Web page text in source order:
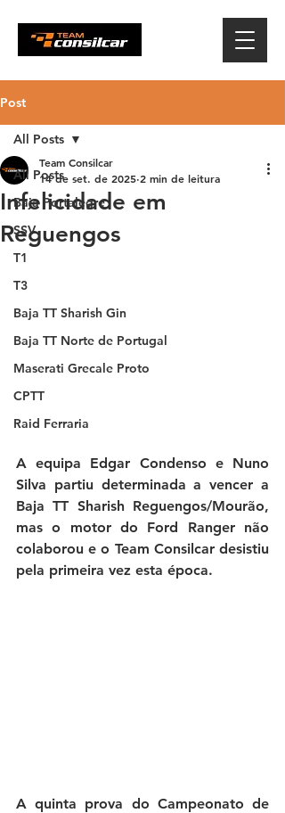
Post
All Posts
Baja Portalegre
SSV
T1
T3
Baja TT Sharish Gin
Baja TT Norte de Portugal
Maserati Grecale Proto
CPTT
Raid Ferraria
All Posts
Infelicidade em
Reguengos
Team Consilcar
14 de set. de 2025 2 min de leitura
A equipa Edgar Condenso e Nuno
Silva partiu determinada a vencer a
Baja TT Sharish Reguengos/Mourão,
mas o motor do Ford Ranger não
colaborou e o Team Consilcar desistiu
pela primeira vez esta época.
A quinta prova do Campeonato de